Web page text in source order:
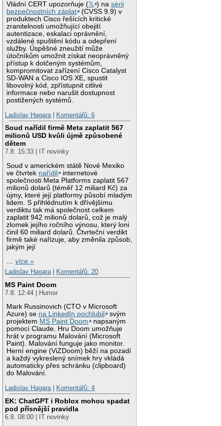
Vládní CERT upozorňuje (𝕏 ) nasérii
bezpečnostních záplat
(CVSS 9.9) v
produktech Cisco řešících kritické
zranitelnosti umožňující obejití
autentizace, eskalaci oprávnění,
vzdálené spuštění kódu a odepření
služby. Úspěšné zneužití může
útočníkům umožnit získat neoprávněný
přístup k dotčeným systémům,
kompromitovat zařízení Cisco Catalyst
SD-WAN a Cisco IOS XE, spustit
libovolný kód, zpřístupnit citlivé
informace nebo narušit dostupnost
postižených systémů.
Ladislav Hagara | Komentářů: 6
Soud nařídil firmě Meta zaplatit 567
milionů USD kvůli újmě způsobené
dětem
7.8. 15:33 | IT novinky
Soud v americkém státě Nové Mexiko
ve čtvrtek nařídil
internetové
společnosti Meta Platforms zaplatit 567
milionů dolarů (téměř 12 miliard Kč) za
újmy, které její platformy působí mladým
lidem. S přihlédnutím k dřívějšímu
verdiktu tak má společnost celkem
zaplatit 942 milionů dolarů, což je malý
zlomek jejího ročního výnosu, který loni
činil 60 miliard dolarů. Čtvrteční verdikt
firmě také nařizuje, aby změnila způsob,
jakým její
…více »
Ladislav Hagara| Komentářů: 20
MS Paint Doom
7.8. 12:44 | Humor
Mark Russinovich (CTO v Microsoft
Azure) se na LinkedIn pochlubil
svým
projektem MS Paint Doom
napsaným
pomocí Claude. Hru Doom umožňuje
hrát v programu Malování (Microsoft
Paint). Malování funguje jako monitor.
Herní engine (ViZDoom) běží na pozadí
a každý vykreslený snímek hry vkládá
automaticky přes schránku (clipboard)
do Malování.
Ladislav Hagara| Komentářů: 4
EK: ChatGPT i Roblox mohou spadat
pod přísnější pravidla
6.8. 08:00 | IT novinky